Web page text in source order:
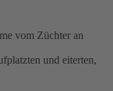
vom Züchter an
und eiterten,